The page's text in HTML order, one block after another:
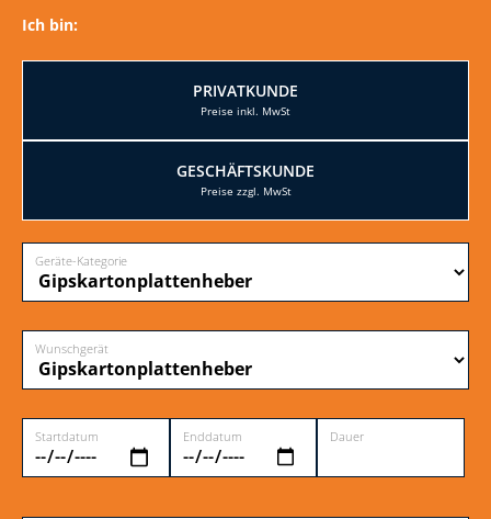
Ich bin:
PRIVATKUNDE
GESCHÄFTSKUNDE
Geräte-Kategorie
Wunschgerät
Startdatum Enddatum Dauer